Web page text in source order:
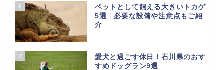
9
ペットとして飼える大きいトカゲ
5選！必要な設備や注意点もご紹
介
10
愛犬と過ごす休日！石川県のおす
すめドッグラン9選